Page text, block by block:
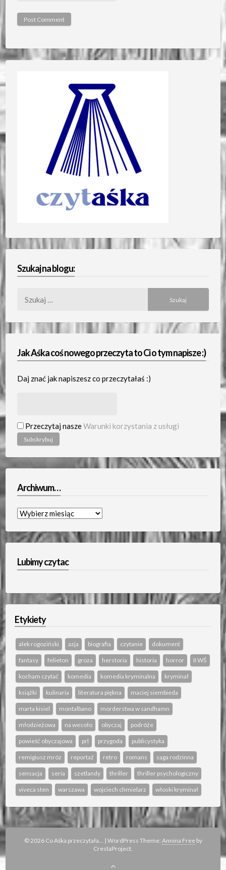
Szukaj na blogu:
Jak Aśka coś nowego przeczyta to Ci o tym napisze :)
Daj znać jak napiszesz co przeczytałaś :)
Przeczytaj naszeWarunki korzystania z usługi
Archiwum…
Archiwum…
Lubimy czytac
Etykiety
alek rogoziński azja biografia czytanie dokument
fantasy felieton groza herstoria historia horror II WŚ
kocham czytać komedia komedia kryminalna kryminał
książki kulinaria literatura piękna maciej siembieda
marta kisiel montalbano morderstwa w sandhamn
młodzieżowa na wesoło obyczaj podróże
powieść obyczajowa prl przygoda publicystyka
remigiusz mróz reportaż retro romans saga rodzinna
sensacja seria szetlandy thriller thriller psychologiczny
viveca sten warszawa wojciech chmielarz włoski kryminał
© 2026 Co Aśka przeczytała... | WordPress Theme: Annina Freeby
CrestaProject.